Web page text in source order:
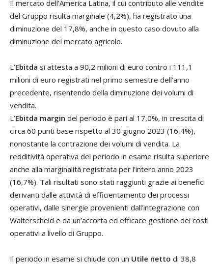
Il mercato dell’America Latina, il cui contributo alle vendite
del Gruppo risulta marginale (4,2%), ha registrato una
diminuzione del 17,8%, anche in questo caso dovuto alla
diminuzione del mercato agricolo.
L’Ebitda si attesta a 90,2 milioni di euro contro i 111,1
milioni di euro registrati nel primo semestre dell’anno
precedente, risentendo della diminuzione dei volumi di
vendita.
L’Ebitda margin del periodo è pari al 17,0%, in crescita di
circa 60 punti base rispetto al 30 giugno 2023 (16,4%),
nonostante la contrazione dei volumi di vendita. La
redditività operativa del periodo in esame risulta superiore
anche alla marginalità registrata per l’intero anno 2023
(16,7%). Tali risultati sono stati raggiunti grazie ai benefici
derivanti dalle attività di efficientamento dei processi
operativi, dalle sinergie provenienti dall’integrazione con
Walterscheid e da un’accorta ed efficace gestione dei costi
operativi a livello di Gruppo.
Il periodo in esame si chiude con un Utile netto di 38,8